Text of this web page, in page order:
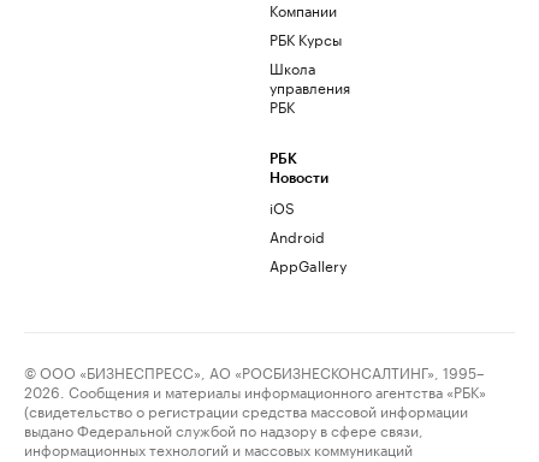
Компании
РБК Курсы
Школа
управления
РБК
РБК
Новости
iOS
Android
AppGallery
© ООО «БИЗНЕСПРЕСС», АО «РОСБИЗНЕСКОНСАЛТИНГ», 1995–
2026. Сообщения и материалы информационного агентства «РБК»
(свидетельство о регистрации средства массовой информации
выдано Федеральной службой по надзору в сфере связи,
информационных технологий и массовых коммуникаций